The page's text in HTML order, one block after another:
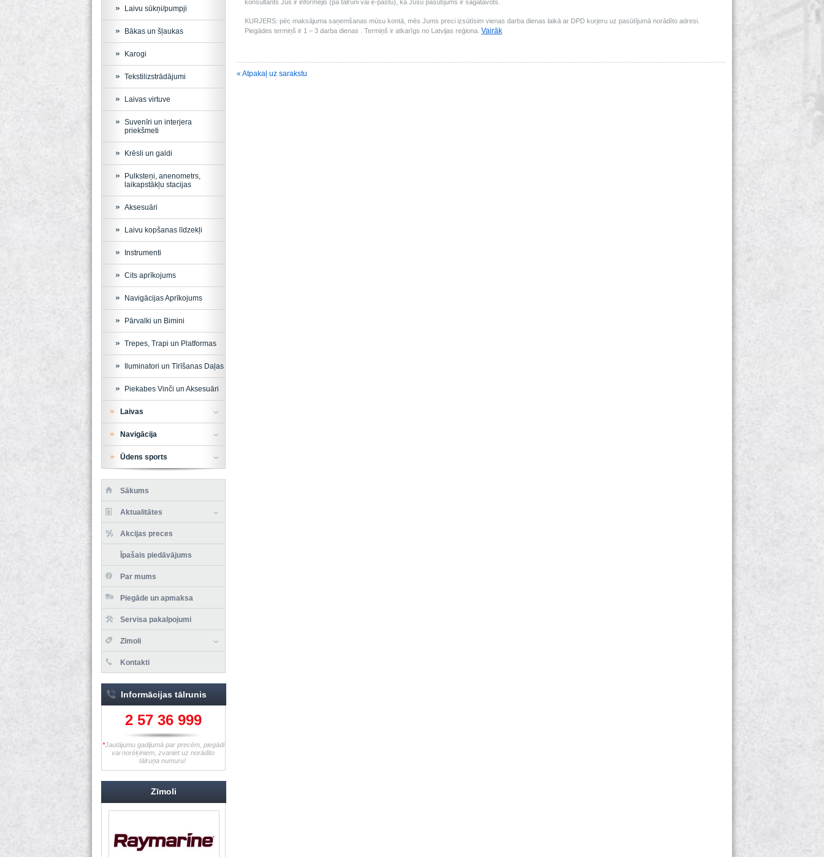
konsultants Jūs ir informējis (pa tālruni vai e-pastu), ka Jūsu pasūtījums ir sagatavots.
KURJERS: pēc maksājuma saņemšanas mūsu kontā, mēs Jums preci izsūtīsim vienas darba dienas laikā ar DPD kurjeru uz pasūtījumā norādīto adresi.
Piegādes termiņš ir 1 – 3 darba dienas . Termiņš ir atkarīgs no Latvijas reģiona. Vairāk
« Atpakaļ uz sarakstu
Laivu sūkņi/pumpji
Bākas un šļaukas
Karogi
Tekstilizstrādājumi
Laivas virtuve
Suvenīri un interjera
priekšmeti
Krēsli un galdi
Pulksteņi, anenometrs,
laikapstākļu stacijas
Aksesuāri
Laivu kopšanas līdzekļi
Instrumenti
Cits aprīkojums
Navigācijas Aprīkojums
Pārvalki un Bimini
Trepes, Trapi un Platformas
Iluminatori un Tīrīšanas Daļas
Piekabes Vinči un Aksesuāri
Laivas
Navigācija
Ūdens sports
Sākums
Aktualitātes
Akcijas preces
Īpašais piedāvājums
Par mums
Piegāde un apmaksa
Servisa pakalpojumi
Zīmoli
Kontakti
Informācijas tālrunis
2 57 36 999
*Jautājumu gadījumā par precēm, piegādi
vai norēķiniem, zvaniet uz norādīto
tālruņa numuru!
Zīmoli